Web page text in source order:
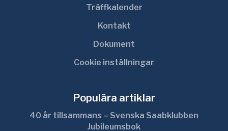
Träffkalender
Kontakt
Dokument
Cookie inställningar
Populära artiklar
40 år tillsammans – Svenska Saabklubben
Jubileumsbok